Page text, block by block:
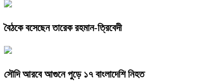
বৈঠকে বসেছেন তারেক রহমান-ত্রিবেদী
সৌদি আরবে আগুনে পুড়ে ১৭ বাংলাদেশি নিহত